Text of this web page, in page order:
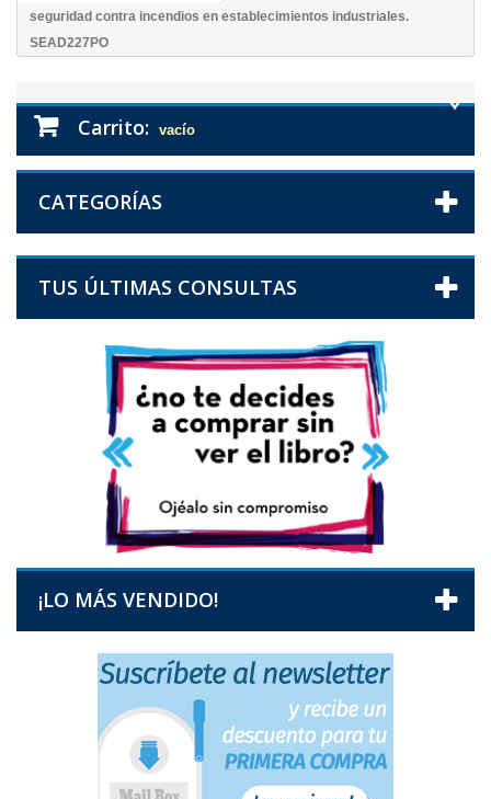
seguridad contra incendios en establecimientos industriales.
SEAD227PO
Carrito: vacío
CATEGORÍAS
TUS ÚLTIMAS CONSULTAS
¡LO MÁS VENDIDO!